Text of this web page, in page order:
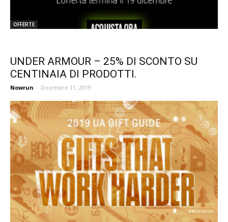
OFFERTE
UNDER ARMOUR – 25% DI SCONTO SU
CENTINAIA DI PRODOTTI.
Nowrun - Dicembre 11, 2019